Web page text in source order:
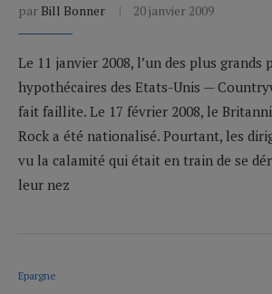
par Bill Bonner 20 janvier 2009
Le 11 janvier 2008, l’un des plus grands
hypothécaires des Etats-Unis —
fait faillite. Le 17 février 2008, le
Rock a été nationalisé. Pourtant, les
vu la calamité qui était en train de se
leur nez
Epargne